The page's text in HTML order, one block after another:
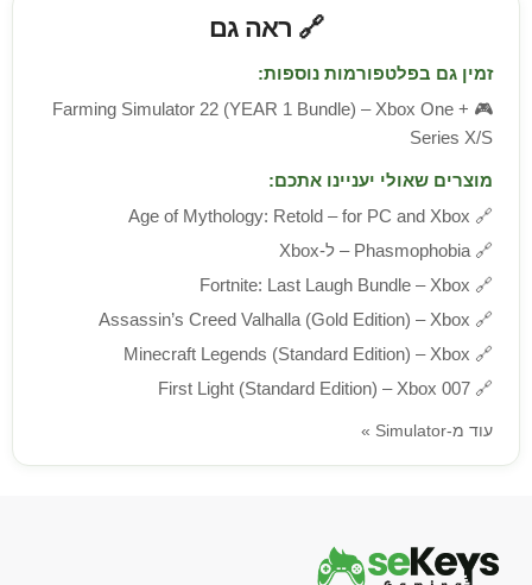
🔗 ראה גם
זמין גם בפלטפורמות נוספות:
🎮
Farming Simulator 22 (YEAR 1 Bundle) – Xbox One +
Series X/S
מוצרים שאולי יעניינו אתכם:
🔗
Age of Mythology: Retold – for PC and Xbox
🔗 Phasmophobia – ל-Xbox
🔗
Fortnite: Last Laugh Bundle – Xbox
🔗
Assassin’s Creed Valhalla (Gold Edition) – Xbox
🔗
Minecraft Legends (Standard Edition) – Xbox
🔗
007 First Light (Standard Edition) – Xbox
עוד מ-Simulator »